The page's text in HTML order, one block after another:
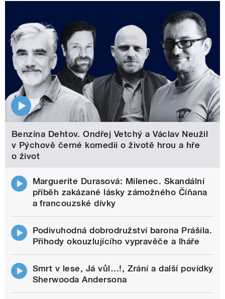
Benzína Dehtov. Ondřej Vetchý a Václav Neužil
v Pýchově černé komedii o životě hrou a hře
o život
Marguerite Durasová: Milenec. Skandální
příběh zakázané lásky zámožného Číňana
a francouzské dívky
Podivuhodná dobrodružství barona Prášila.
Příhody okouzlujícího vypravěče a lháře
Smrt v lese, Já vůl…!, Zrání a další povídky
Sherwooda Andersona